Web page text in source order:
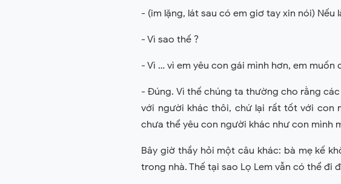
- (im lặng, lát sau có em giơ tay xin nói) Nếu
- Vì sao thế ?
- Vì … vì em yêu con gái mình hơn, em
- Đúng. Vì thế chúng ta thường cho rằng
với người khác thôi, chứ lại rất tốt với con
chưa thể yêu con người khác như con mình
Bây giờ thầy hỏi một câu khác: bà mẹ kế
trong nhà. Thế tại sao Lọ Lem vẫn có thể